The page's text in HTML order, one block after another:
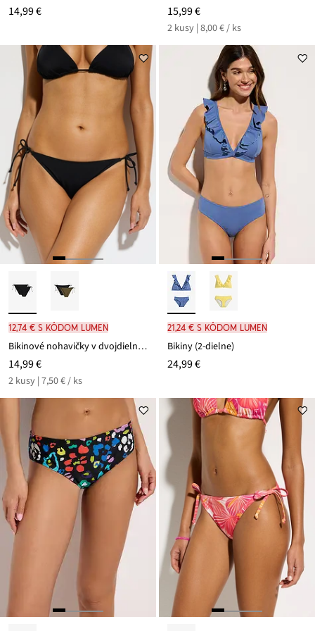
14,99 € 15,99 €
2 kusy | 8,00 € / ks
12,74 € s kódom LUMEN
Bikinové nohavičky v dvojdielnom balení (2 ks)
14,99 €
2 kusy | 7,50 € / ks
21,24 € s kódom LUMEN
Bikiny (2-dielne)
24,99 €